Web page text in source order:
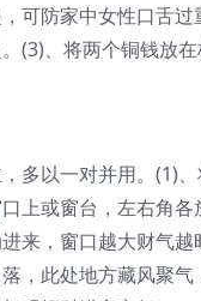
可防家中女性口舌
(3)、将两个铜钱放
多以一对并用。(1)
上或窗台，左右角各
来，窗口越大财气越
，此处地方藏风聚